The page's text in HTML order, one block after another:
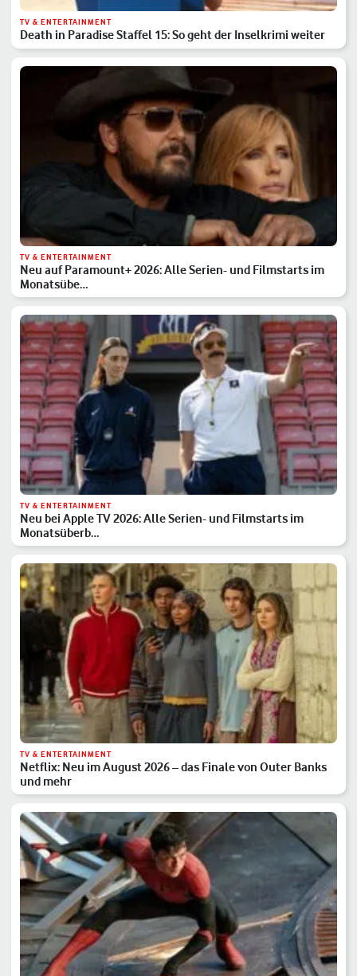
TV & ENTERTAINMENT
Death in Paradise Staffel 15: So geht der Inselkrimi weiter
TV & ENTERTAINMENT
Neu auf Paramount+ 2026: Alle Serien- und Filmstarts im
Monatsübe…
TV & ENTERTAINMENT
Neu bei Apple TV 2026: Alle Serien- und Filmstarts im
Monatsüberb…
TV & ENTERTAINMENT
Netflix: Neu im August 2026 – das Finale von Outer Banks
und mehr